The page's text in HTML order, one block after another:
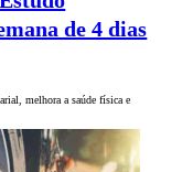
de 4 dias
melhora a saúde física e